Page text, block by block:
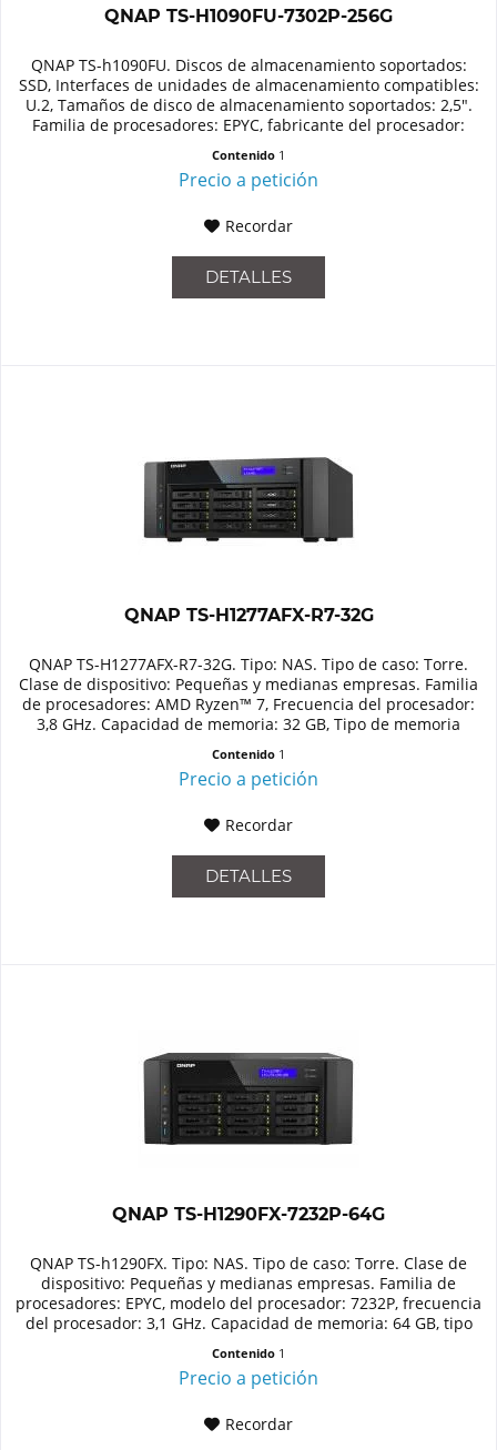
QNAP TS-H1090FU-7302P-256G
QNAP TS-h1090FU. Discos de almacenamiento soportados:
SSD, Interfaces de unidades de almacenamiento compatibles:
U.2, Tamaños de disco de almacenamiento soportados: 2,5".
Familia de procesadores: EPYC, fabricante del procesador:
Contenido 1
Precio a petición
Recordar
DETALLES
QNAP TS-H1277AFX-R7-32G
QNAP TS-H1277AFX-R7-32G. Tipo: NAS. Tipo de caso: Torre.
Clase de dispositivo: Pequeñas y medianas empresas. Familia
de procesadores: AMD Ryzen™ 7, Frecuencia del procesador:
3,8 GHz. Capacidad de memoria: 32 GB, Tipo de memoria
Contenido 1
Precio a petición
Recordar
DETALLES
QNAP TS-H1290FX-7232P-64G
QNAP TS-h1290FX. Tipo: NAS. Tipo de caso: Torre. Clase de
dispositivo: Pequeñas y medianas empresas. Familia de
procesadores: EPYC, modelo del procesador: 7232P, frecuencia
del procesador: 3,1 GHz. Capacidad de memoria: 64 GB, tipo
Contenido 1
Precio a petición
Recordar